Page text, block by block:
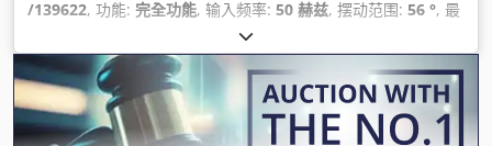
/139622, 功能: 完全功能, 输入频率: 50 赫兹, 摆动范围: 56 °, 最
, 转速（最小）:
志, 转速可无级变速,